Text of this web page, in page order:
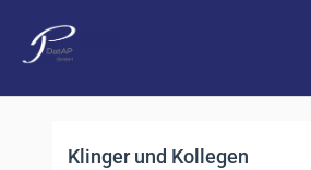
Inhalt
Klinger und Kollegen